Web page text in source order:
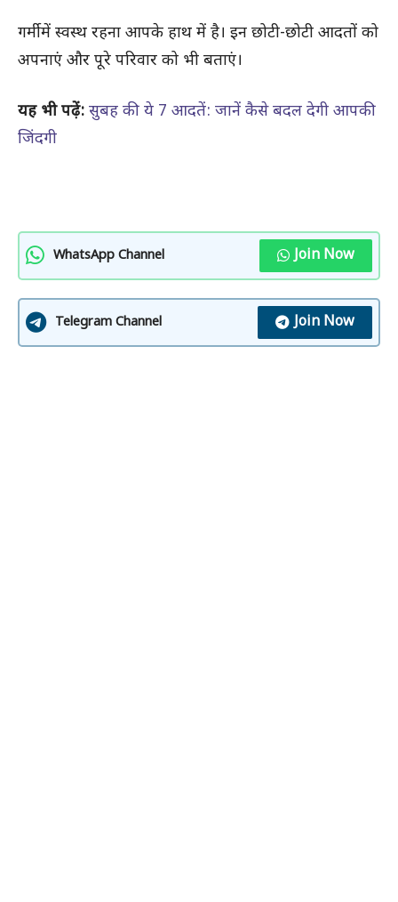
गर्मी में स्वस्थ रहना आपके हाथ में है। इन छोटी-छोटी आदतों को
अपनाएं और पूरे परिवार को भी बताएं।
यह भी पढ़ें: सुबह की ये 7 आदतें: जानें कैसे बदल देगी आपकी
जिंदगी
WhatsApp Channel Join Now
Telegram Channel Join Now